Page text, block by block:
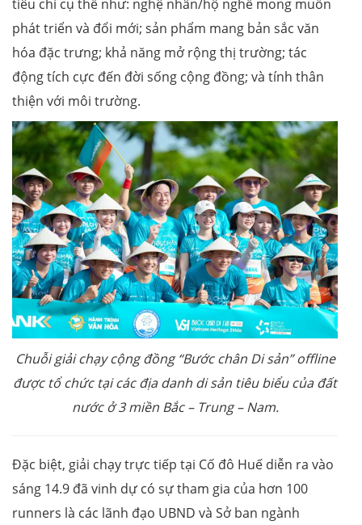
tiêu chí cụ thể như: nghệ nhân/hộ nghề mong muốn
phát triển và đổi mới; sản phẩm mang bản sắc văn
hóa đặc trưng; khả năng mở rộng thị trường; tác
động tích cực đến đời sống cộng đồng; và tính thân
thiện với môi trường.
Chuỗi giải chạy cộng đồng “Bước chân Di sản” offline
được tổ chức tại các địa danh di sản tiêu biểu của đất
nước ở 3 miền Bắc – Trung – Nam.
Đặc biệt, giải chạy trực tiếp tại Cố đô Huế diễn ra vào
sáng 14.9 đã vinh dự có sự tham gia của hơn 100
runners là các lãnh đạo UBND và Sở ban ngành